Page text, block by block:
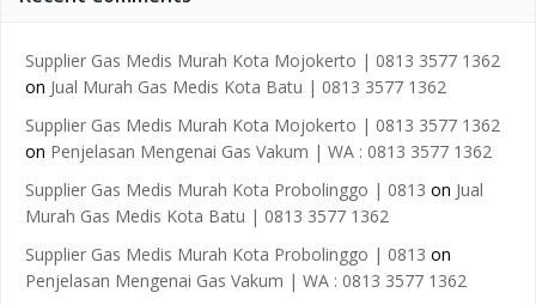
Supplier Gas Medis Murah Kota Mojokerto | 0813 3577 1362
on Jual Murah Gas Medis Kota Batu | 0813 3577 1362
Supplier Gas Medis Murah Kota Mojokerto | 0813 3577 1362
on Penjelasan Mengenai Gas Vakum | WA : 0813 3577 1362
Supplier Gas Medis Murah Kota Probolinggo | 0813 on Jual
Murah Gas Medis Kota Batu | 0813 3577 1362
Supplier Gas Medis Murah Kota Probolinggo | 0813 on
Penjelasan Mengenai Gas Vakum | WA : 0813 3577 1362